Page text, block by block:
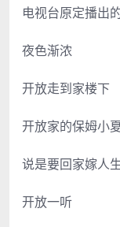
电视台原定播出
夜色渐浓
开放走到家楼下
开放家的保姆小
说是要回家嫁人
开放一听